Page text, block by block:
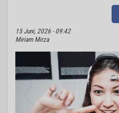
15 Juni, 2026 - 09:42
Miriam Mirza